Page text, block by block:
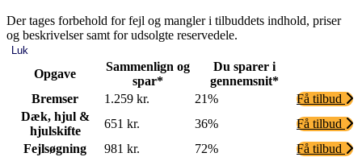
Der tages forbehold for fejl og mangler i tilbuddets indhold, priser
og beskrivelser samt for udsolgte reservedele.
Luk
Opgave
Sammenlign og
spar*
Du sparer i
gennemsnit*
Bremser
1.259 kr. 21%
Få tilbud
Dæk, hjul &
hjulskifte
651 kr. 36%
Få tilbud
Fejlsøgning
981 kr. 72%
Få tilbud